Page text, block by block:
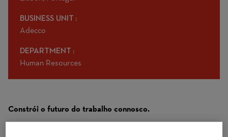
BUSINESS UNIT
Adecco
DEPARTMENT
Human Resources
Constrói o futuro do trabalho connosco.